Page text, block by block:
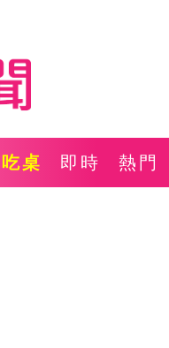
桌 即時 熱門